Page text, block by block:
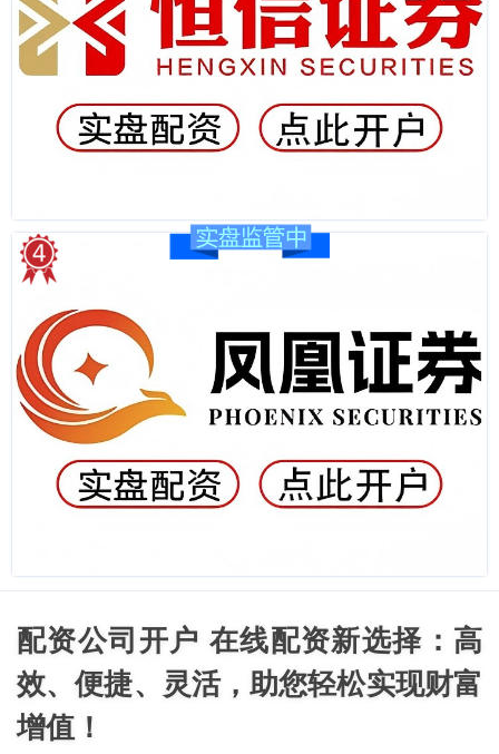
配资公司开户 在线配资新选择：高
效、便捷、灵活，助您轻松实现财富
增值！